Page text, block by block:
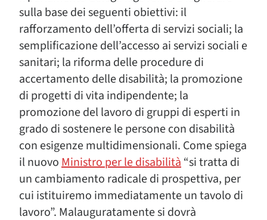
sulla base dei seguenti obiettivi: il
rafforzamento dell’offerta di servizi sociali; la
semplificazione dell’accesso ai servizi sociali e
sanitari; la riforma delle procedure di
accertamento delle disabilità; la promozione
di progetti di vita indipendente; la
promozione del lavoro di gruppi di esperti in
grado di sostenere le persone con disabilità
con esigenze multidimensionali. Come spiega
il nuovoMinistro per le disabilità“si tratta di
un cambiamento radicale di prospettiva, per
cui istituiremo immediatamente un tavolo di
lavoro”. Malauguratamente si dovrà